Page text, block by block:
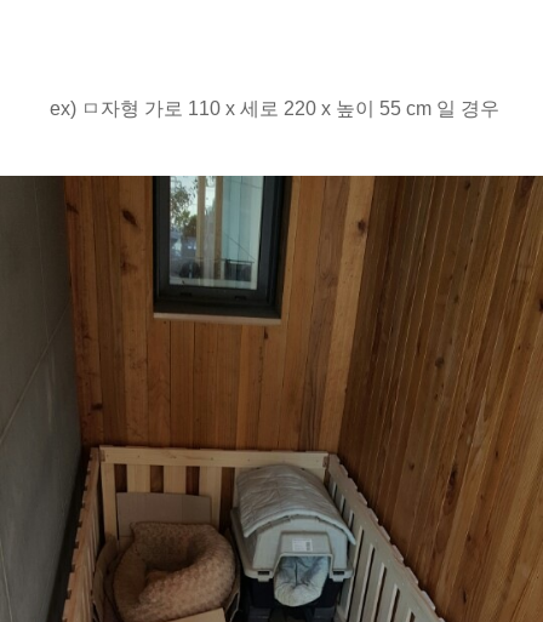
ex) ㅁ자형 가로 110 x 세로 220 x 높이 55 cm 일 경우